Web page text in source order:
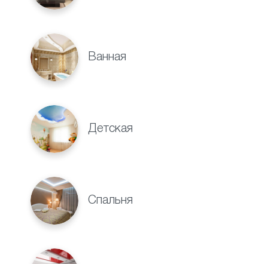
Ванная
Детская
Спальня